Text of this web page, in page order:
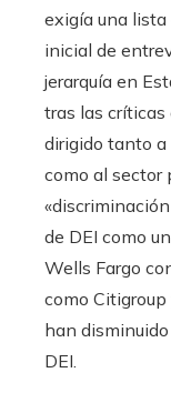
exigía una
inicial de
jerarquía en
tras las críticas
dirigido tanto
como al sector
de DEI como
Wells Fargo
como
han
DEI.